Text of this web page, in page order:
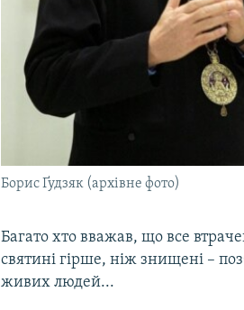
Борис Ґудзяк (архівне фото)
Багато хто вважав, що все
святині гірше, ніж знищені –
живих людей...